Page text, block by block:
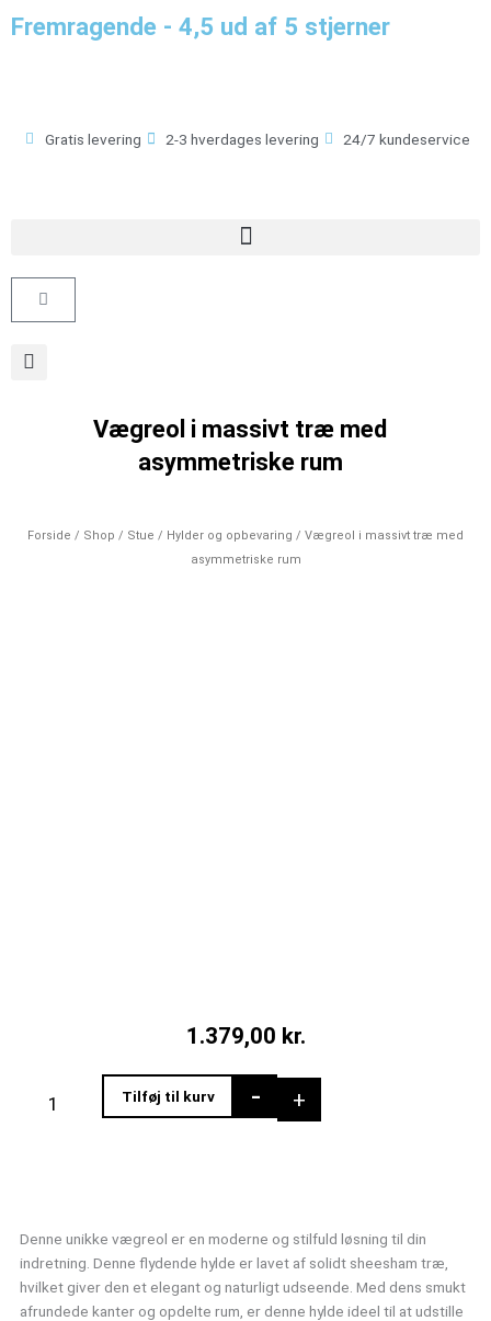
Fremragende - 4,5 ud af 5 stjerner
Gratis levering 2-3 hverdages levering 24/7 kundeservice
Kurv
Vægreol i massivt træ med
asymmetriske rum
Forside / Shop / Stue / Hylder og opbevaring / Vægreol i massivt træ med
asymmetriske rum
1.379,00 kr.
-
antal
+
Tilføj til kurv
Denne unikke vægreol er en moderne og stilfuld løsning til din
indretning. Denne flydende hylde er lavet af solidt sheesham træ,
hvilket giver den et elegant og naturligt udseende. Med dens smukt
afrundede kanter og opdelte rum, er denne hylde ideel til at udstille